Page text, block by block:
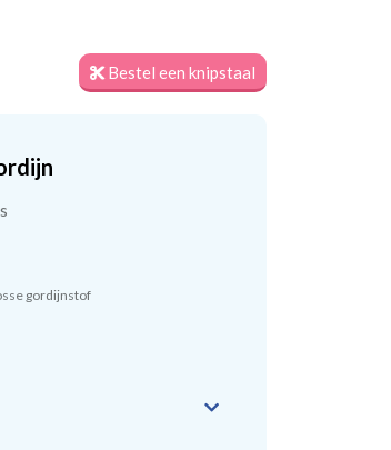
Bestel een knipstaal
gordijnstof